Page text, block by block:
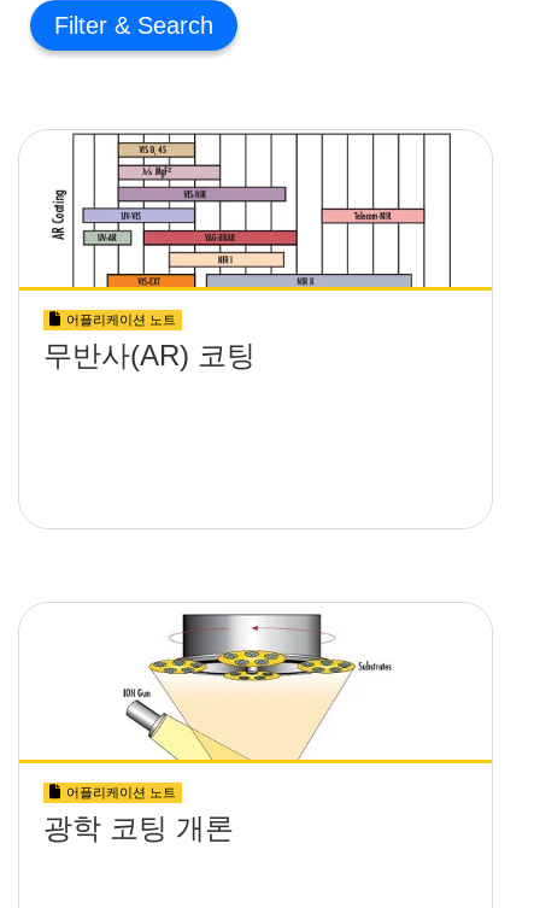
Filter
어플리케이션 노트
무반사(AR) 코팅
어플리케이션 노트
광학 코팅 개론